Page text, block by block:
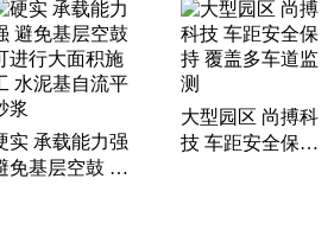
实 承载能力强
免基层空鼓 可
大型园区 尚搏科
技 车距安全保持